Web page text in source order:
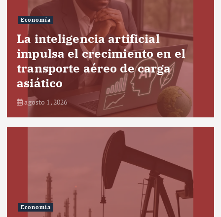
Economía
La inteligencia artificial
impulsa el crecimiento en el
transporte aéreo de carga
asiático
agosto 1, 2026
Economía